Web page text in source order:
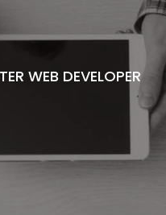
WEB DEVELOPER